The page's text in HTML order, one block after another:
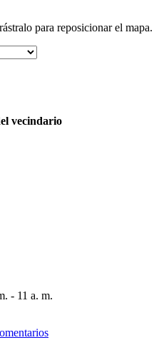
para reposicionar el mapa.
vecindario
- 11 a. m.